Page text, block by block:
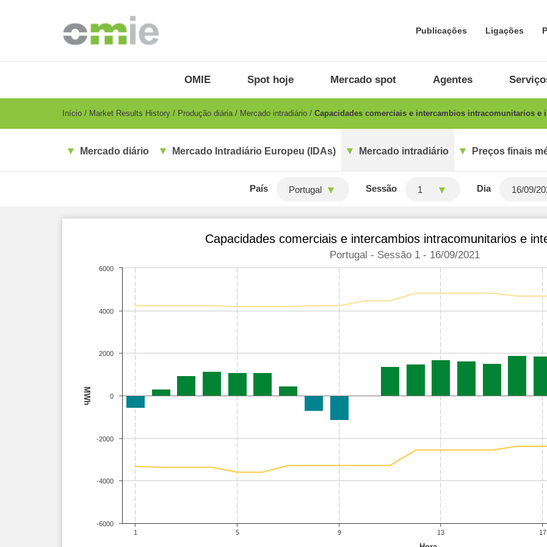
Publicações Ligações
PT
OMIE Spot hoje Mercado spot Agentes
Breadcrumb
Início Market Results History Produção diária Mercado intradiário Capacidades comerciais e intercambios intracomunitarios e
Mercado diário Mercado Intradiário Europeu (IDAs) Mercado intradiário Preços finais
País Portugal Sessão 1 Dia
MWh
Capacidades comerciais e intercambios intracomunitarios e
Portugal - Sessão 1 - 16/09/2021
1 5 9 13 17
-6000
-4000
-2000
0
2000
4000
6000